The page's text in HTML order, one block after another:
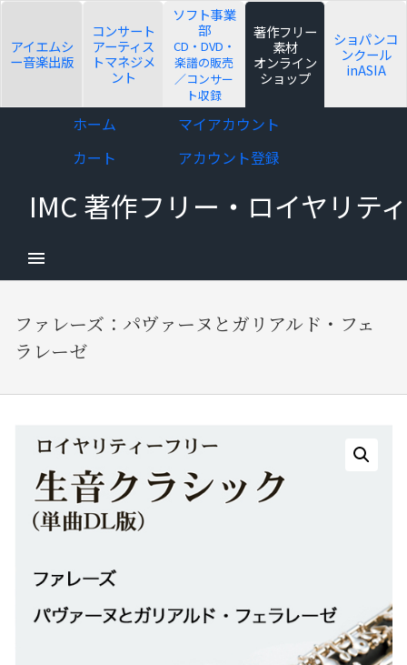
アイエムシ
ー音楽出版
コンサート
アーティス
トマネジメ
ント
ソフト事業
部
CD・DVD・
楽譜の販売
／コンサー
ト収録
著作フリー
素材
オンライン
ショップ
ショパンコ
ンクール
inASIA
ホーム
マイアカウント
カート
アカウント登録
IMC 著作フリー・ロイヤリ
ファレーズ：パヴァーヌとガリアルド・フェ
ラレーゼ
child menu